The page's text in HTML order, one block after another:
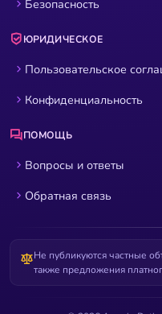
Безопасность
ЮРИДИЧЕСКОЕ
Пользовательское
Конфиденциальность
ПОМОЩЬ
Вопросы и ответы
Обратная связь
Не публикуются частные
также предложения